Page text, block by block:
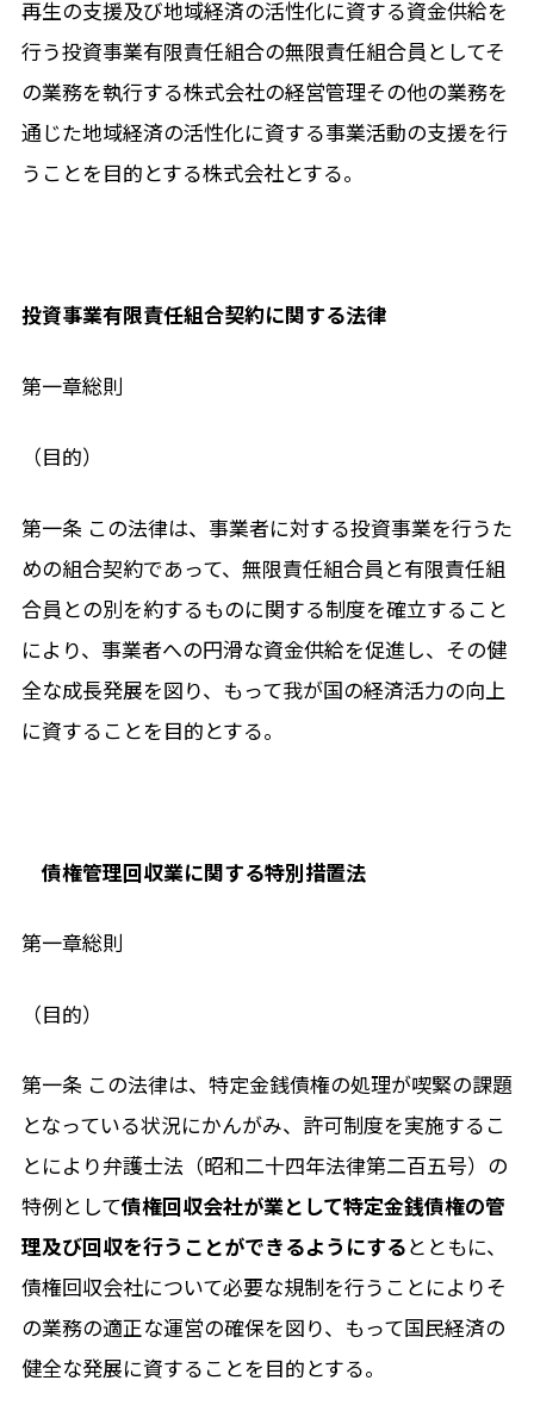
再生の支援及び地域経済の活性化に資する資金供給を
行う投資事業有限責任組合の無限責任組合員としてそ
の業務を執行する株式会社の経営管理その他の業務を
通じた地域経済の活性化に資する事業活動の支援を行
うことを目的とする株式会社とする。
投資事業有限責任組合契約に関する法律
第一章総則
（目的）
第一条 この法律は、事業者に対する投資事業を行うた
めの組合契約であって、無限責任組合員と有限責任組
合員との別を約するものに関する制度を確立すること
により、事業者への円滑な資金供給を促進し、その健
全な成長発展を図り、もって我が国の経済活力の向上
に資することを目的とする。
債権管理回収業に関する特別措置法
第一章総則
（目的）
第一条 この法律は、特定金銭債権の処理が喫緊の課題
となっている状況にかんがみ、許可制度を実施するこ
とにより弁護士法（昭和二十四年法律第二百五号）の
特例として債権回収会社が業として特定金銭債権の管
理及び回収を行うことができるようにするとともに、
債権回収会社について必要な規制を行うことによりそ
の業務の適正な運営の確保を図り、もって国民経済の
健全な発展に資することを目的とする。